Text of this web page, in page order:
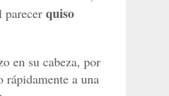
parecer quiso
en su cabeza, por
a una